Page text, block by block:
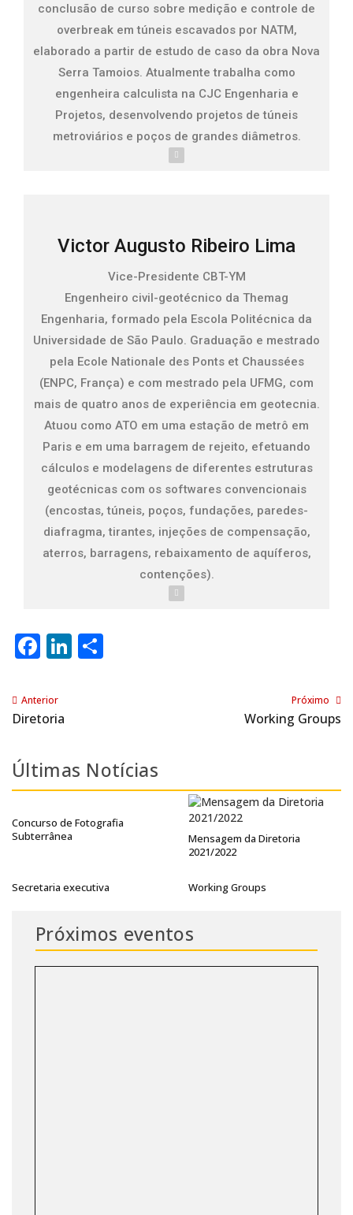
conclusão de curso sobre medição e controle de
overbreak em túneis escavados por NATM,
elaborado a partir de estudo de caso da obra Nova
Serra Tamoios. Atualmente trabalha como
engenheira calculista na CJC Engenharia e
Projetos, desenvolvendo projetos de túneis
metroviários e poços de grandes diâmetros.
Victor Augusto Ribeiro Lima
Vice-Presidente CBT-YM
Engenheiro civil-geotécnico da Themag
Engenharia, formado pela Escola Politécnica da
Universidade de São Paulo. Graduação e mestrado
pela Ecole Nationale des Ponts et Chaussées
(ENPC, França) e com mestrado pela UFMG, com
mais de quatro anos de experiência em geotecnia.
Atuou como ATO em uma estação de metrô em
Paris e em uma barragem de rejeito, efetuando
cálculos e modelagens de diferentes estruturas
geotécnicas com os softwares convencionais
(encostas, túneis, poços, fundações, paredes-
diafragma, tirantes, injeções de compensação,
aterros, barragens, rebaixamento de aquíferos,
contenções).
Facebook
LinkedIn
Anterior
Diretoria
Próximo
Working Groups
Últimas Notícias
Concurso de Fotografia
Subterrânea
Mensagem da Diretoria
2021/2022
Secretaria executiva Working Groups
Próximos eventos